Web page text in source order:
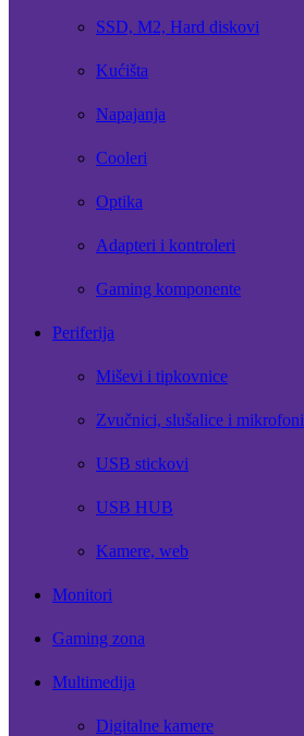
SSD, M2, Hard diskovi
Kućišta
Napajanja
Cooleri
Optika
Adapteri i kontroleri
Gaming komponente
Periferija
Miševi i tipkovnice
Zvučnici, slušalice i mikrofoni
USB stickovi
USB HUB
Kamere, web
Monitori
Gaming zona
Multimedija
Digitalne kamere